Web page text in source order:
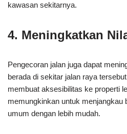
kawasan sekitarnya.
4. Meningkatkan
Pengecoran jalan juga dapat
berada di sekitar jalan raya
membuat aksesibilitas ke properti
memungkinkan untuk menjangkau
umum dengan lebih mudah.